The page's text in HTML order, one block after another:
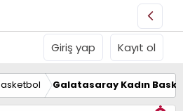
Giriş yap Kayıt ol
Galatasaray Kadın